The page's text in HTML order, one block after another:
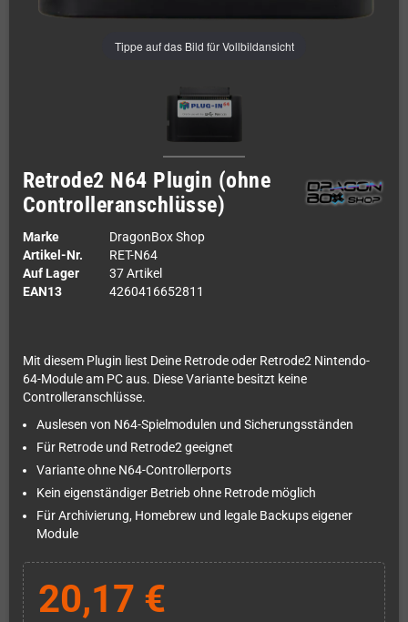
Tippe auf das Bild für Vollbildansicht
Retrode2 N64 Plugin (ohne
Controlleranschlüsse)
Marke
DragonBox Shop
Artikel-Nr.
RET-N64
Auf Lager
37 Artikel
EAN13
4260416652811
Mit diesem Plugin liest Deine Retrode oder Retrode2 Nintendo-
64-Module am PC aus. Diese Variante besitzt keine
Controlleranschlüsse.
Auslesen von N64-Spielmodulen und Sicherungsständen
Für Retrode und Retrode2 geeignet
Variante ohne N64-Controllerports
Kein eigenständiger Betrieb ohne Retrode möglich
Für Archivierung, Homebrew und legale Backups eigener
Module
20,17 €